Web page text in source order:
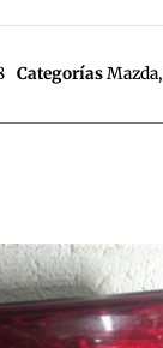
CategoríasMazda,